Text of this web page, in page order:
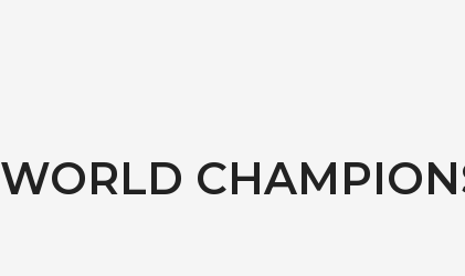
WORLD